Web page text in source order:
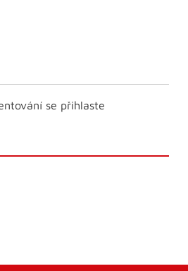
se přihlaste